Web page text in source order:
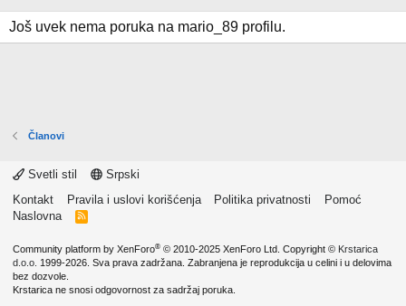
Još uvek nema poruka na mario_89 profilu.
Članovi
Svetli stil
Srpski
Kontakt
Pravila i uslovi korišćenja Politika privatnosti
Pomoć
Naslovna
R
Community platform by XenForo® © 2010-2025 XenForo Ltd. Copyright © Krstarica
d.o.o. 1999-2026. Sva prava zadržana. Zabranjena je reprodukcija u celini i u delovima
bez dozvole.
Krstarica ne snosi odgovornost za sadržaj poruka.